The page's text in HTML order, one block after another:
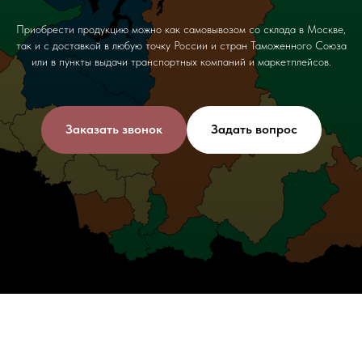
Приобрести продукцию можно как самовывозом со склада в Москве,
так и с доставкой в любую точку России и стран Таможенного Союза
или в пункты выдачи транспортных компаний и маркетплейсов.
Заказать звонок Задать вопрос